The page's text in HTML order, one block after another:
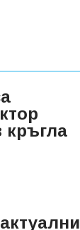
кръгла